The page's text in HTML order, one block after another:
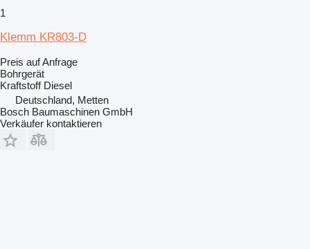
1
Klemm KR803-D
Preis auf Anfrage
Bohrgerät
Kraftstoff Diesel
Deutschland, Metten
Bosch Baumaschinen GmbH
Verkäufer kontaktieren